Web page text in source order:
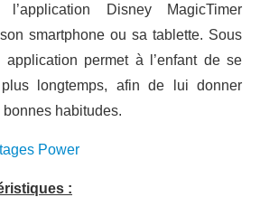
Disney MagicTimer
smartphone ou sa tablette. Sous
permet à l’enfant de se
longtemps, afin de lui donner
habitudes.
: